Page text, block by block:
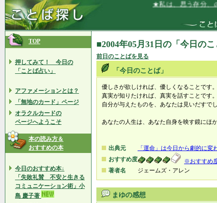
★私は、思う存分、
TOP
押してみて！ 今日の
「ことば占い」
アファメーションとは？
「無地のカード」ページ
オラクルカードの
ページへようこそ
本の読み方＆
おすすめの本
今日のおすすめ本↓
「失敗礼賛 不安と生きる
コミュニケーション術」小
島 慶子著
■2004年05月31日の「今日の
前日のことばを見る
「今日のことば」
優しさが欲しければ、優しくなることです
真実が知りたければ、真実を話すことです
自分が与えたものを、あなたは見いだすで
あなたの人生は、あなた自身を映す鏡にほ
出典元
「運命」は今日から劇的に変
おすすめ度
※おすすめ
著者名
ジェームズ・アレン
まゆの感想